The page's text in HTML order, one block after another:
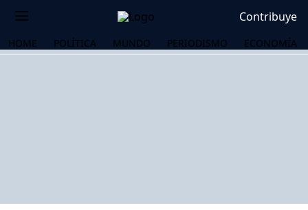
Contribuye
HOME POLÍTICA MUNDO PERIODISMO ECONOMÍA